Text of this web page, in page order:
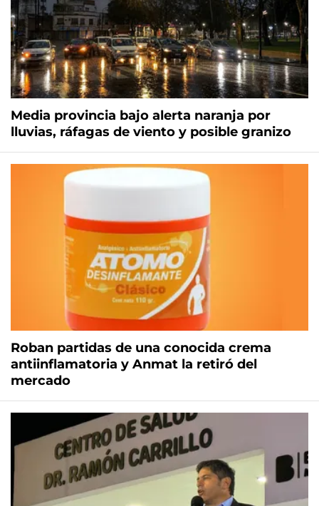
Media provincia bajo alerta naranja por
lluvias, ráfagas de viento y posible granizo
Roban partidas de una conocida crema
antiinflamatoria y Anmat la retiró del
mercado